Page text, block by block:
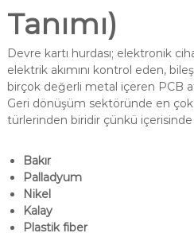
Tanımı)
Devre kartı hurdası; elektronik
elektrik akımını kontrol eden,
birçok değerli metal içeren PCB
Geri dönüşüm sektöründe en
türlerinden biridir çünkü
Bakır
Palladyum
Nikel
Kalay
Plastik fiber